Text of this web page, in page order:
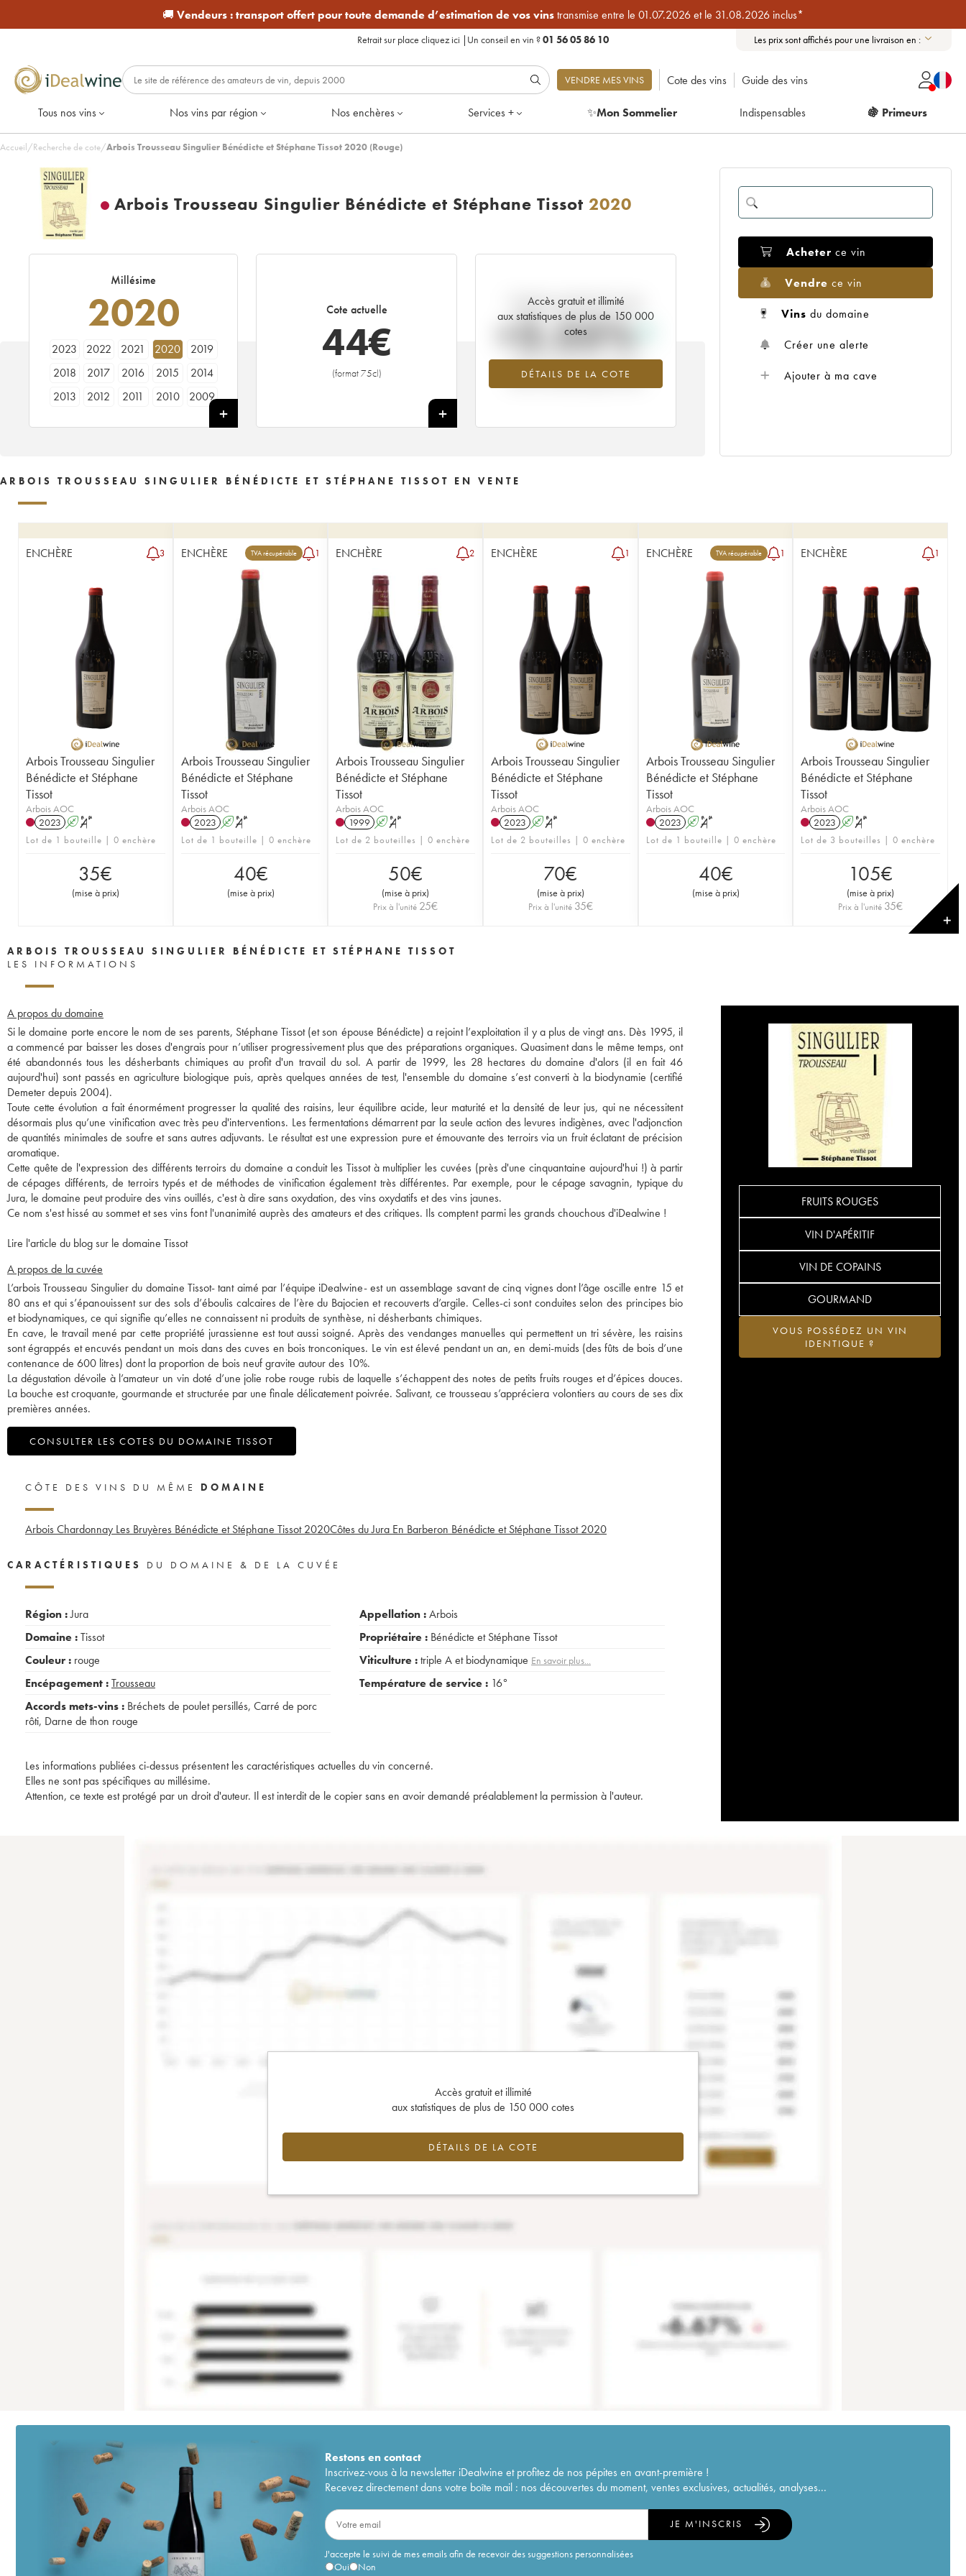
🚚 Vendeurs :transport offert pour toute demande d’estimation de vos vinstransmise entre le 01.07.2026 et le 31.08.2026 inclus*
Retrait sur place cliquez ici | Un conseil en vin ?01 56 05 86 10 Les prix sont affichés pour une livraison en :
VENDRE MES VINS Cote des vins Guide des vins
Tous nos vins Nos vins par région Nos enchères Services + ✨Mon Sommelier Indispensables 🍇 Primeurs
Accueil/Recherche de cote/Arbois Trousseau Singulier Bénédicte et Stéphane Tissot 2020 (Rouge)
Arbois Trousseau Singulier Bénédicte et Stéphane Tissot 2020
Millésime
2020
2023 2022 2021 2020
2019
2018
2017 2016 2015
2014
2013
2012 2011 2010
2009
Cote actuelle
44€
(format 75cl)
+
Accès gratuit et illimité
aux statistiques de plus de 150 000
cotes
DÉTAILS DE LA COTE
Tendance actuelle de la cote
+2.55%
Tendance à la hausse du millésime
2020 en 2026 par rapport à 2025
Acheter ce vin
Vendre ce vin
Vins du domaine
Créer une alerte
Ajouter à ma cave
ARBOIS TROUSSEAU SINGULIER BÉNÉDICTE ET STÉPHANE TISSOT EN VENTE
ENCHÈRE 3
Arbois Trousseau Singulier
Bénédicte et Stéphane
Tissot
Arbois AOC
2023 A S
Lot de 1 bouteille | 0 enchère
35€
(mise à prix)
ENCHÈRE TVA récupérable 1
Arbois Trousseau Singulier
Bénédicte et Stéphane
Tissot
Arbois AOC
2023 A S
Lot de 1 bouteille | 0 enchère
40€
(mise à prix)
ENCHÈRE 2
Arbois Trousseau Singulier
Bénédicte et Stéphane
Tissot
Arbois AOC
1999 A S
Lot de 2 bouteilles | 0 enchère
50€
(mise à prix)
Prix à l'unité 25€
ENCHÈRE 1
Arbois Trousseau Singulier
Bénédicte et Stéphane
Tissot
Arbois AOC
2023 A S
Lot de 2 bouteilles | 0 enchère
70€
(mise à prix)
Prix à l'unité 35€
ENCHÈRE TVA récupérable 1
Arbois Trousseau Singulier
Bénédicte et Stéphane
Tissot
Arbois AOC
2023 A S
Lot de 1 bouteille | 0 enchère
40€
(mise à prix)
ENCHÈRE 1
Arbois Trousseau Singulier
Bénédicte et Stéphane
Tissot
Arbois AOC
2023 A S
Lot de 3 bouteilles | 0 enchère
105€
(mise à prix)
Prix à l'unité 35€
✕
ARBOIS TROUSSEAU SINGULIER BÉNÉDICTE ET STÉPHANE TISSOT
LES INFORMATIONS
A propos du domaine
Si le domaine porte encore le nom de ses parents, Stéphane Tissot (et son épouse Bénédicte) a rejoint l’exploitation il y a plus de vingt ans. Dès 1995, il
a commencé par baisser les doses d'engrais pour n’utiliser progressivement plus que des préparations organiques. Quasiment dans le même temps, ont
été abandonnés tous les désherbants chimiques au profit d'un travail du sol. A partir de 1999, les 28 hectares du domaine d'alors (il en fait 46
aujourd'hui) sont passés en agriculture biologique puis, après quelques années de test, l'ensemble du domaine s’est converti à la biodynamie (certifié
Demeter depuis 2004).
Toute cette évolution a fait énormément progresser la qualité des raisins, leur équilibre acide, leur maturité et la densité de leur jus, qui ne nécessitent
désormais plus qu’une vinification avec très peu d'interventions. Les fermentations démarrent par la seule action des levures indigènes, avec l'adjonction
de quantités minimales de soufre et sans autres adjuvants. Le résultat est une expression pure et émouvante des terroirs via un fruit éclatant de précision
aromatique.
Cette quête de l'expression des différents terroirs du domaine a conduit les Tissot à multiplier les cuvées (près d'une cinquantaine aujourd'hui !) à partir
de cépages différents, de terroirs typés et de méthodes de vinification également très différentes. Par exemple, pour le cépage savagnin, typique du
Jura, le domaine peut produire des vins ouillés, c'est à dire sans oxydation, des vins oxydatifs et des vins jaunes.
Ce nom s'est hissé au sommet et ses vins font l'unanimité auprès des amateurs et des critiques. Ils comptent parmi les grands chouchous d'iDealwine !
Lire l'article du blog sur le domaine Tissot
A propos de la cuvée
L’arbois Trousseau Singulier du domaine Tissot- tant aimé par l’équipe iDealwine- est un assemblage savant de cinq vignes dont l’âge oscille entre 15 et
80 ans et qui s’épanouissent sur des sols d’éboulis calcaires de l’ère du Bajocien et recouverts d’argile. Celles-ci sont conduites selon des principes bio
et biodynamiques, ce qui signifie qu’elles ne connaissent ni produits de synthèse, ni désherbants chimiques.
En cave, le travail mené par cette propriété jurassienne est tout aussi soigné. Après des vendanges manuelles qui permettent un tri sévère, les raisins
sont égrappés et encuvés pendant un mois dans des cuves en bois tronconiques. Le vin est élevé pendant un an, en demi-muids (des fûts de bois d’une
contenance de 600 litres) dont la proportion de bois neuf gravite autour des 10%.
La dégustation dévoile à l’amateur un vin doté d’une jolie robe rouge rubis de laquelle s’échappent des notes de petits fruits rouges et d’épices douces.
La bouche est croquante, gourmande et structurée par une finale délicatement poivrée. Salivant, ce trousseau s’appréciera volontiers au cours de ses dix
premières années.
CONSULTER LES COTES DU DOMAINE TISSOT
FRUITS ROUGES
VIN D'APÉRITIF
VIN DE COPAINS
GOURMAND
VOUS POSSÉDEZ UN VIN
IDENTIQUE ?
CÔTE DES VINS DU MÊME DOMAINE
Arbois Chardonnay Les Bruyères Bénédicte et Stéphane Tissot 2020Côtes du Jura En Barberon Bénédicte et Stéphane Tissot 2020
CARACTÉRISTIQUES DU DOMAINE & DE LA CUVÉE
Région :Jura
Domaine :Tissot
Couleur : rouge
Encépagement :Trousseau
Accords mets-vins : Bréchets de poulet persillés, Carré de porc
rôti, Darne de thon rouge
Appellation :Arbois
Propriétaire : Bénédicte et Stéphane Tissot
Viticulture :triple A et biodynamique En savoir plus...
Température de service : 16°
Les informations publiées ci-dessus présentent les caractéristiques actuelles du vin concerné.
Elles ne sont pas spécifiques au millésime.
Attention, ce texte est protégé par un droit d'auteur. Il est interdit de le copier sans en avoir demandé préalablement la permission à l'auteur.
Accès gratuit et illimité
aux statistiques de plus de 150 000 cotes
DÉTAILS DE LA COTE
Restons encontact
Inscrivez-vous à la newsletter iDealwine et profitez de nos pépites en avant-première !
Recevez directement dans votre boîte mail : nos découvertes du moment, ventes exclusives, actualités, analyses...
J'accepte le suivi de mes emails afin de recevoir des suggestions personnalisées
Oui
Non
JE M'INSCRIS